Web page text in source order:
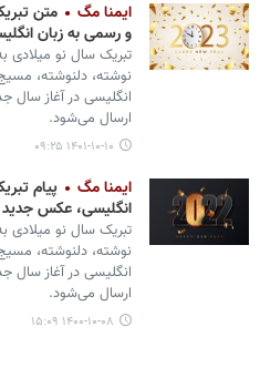
ایمنا مگ
و رسمی به زبان
تبریک سال نو
نوشته، دلنوشته،
ارسال می‌شود.
۱۴۰۱-۱۰-۱۰ ۰۹:۲۵
ایمنا مگ
انگلیسی، عکس
تبریک سال نو
نوشته، دلنوشته،
ارسال می‌شود.
۱۴۰۰-۱۰-۰۸ ۱۵:۰۹